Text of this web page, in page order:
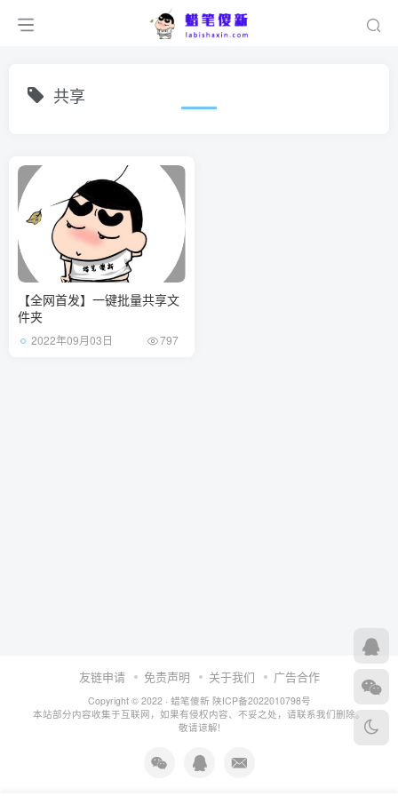
共享
【全网首发】一键批量共享文
件夹
2022年09月03日 797
友链申请 免责声明 关于我们 广告合作
Copyright © 2022 · 蜡笔傻新 陕ICP备2022010798号
本站部分内容收集于互联网，如果有侵权内容、不妥之处，请联系我们删除。
敬请谅解!